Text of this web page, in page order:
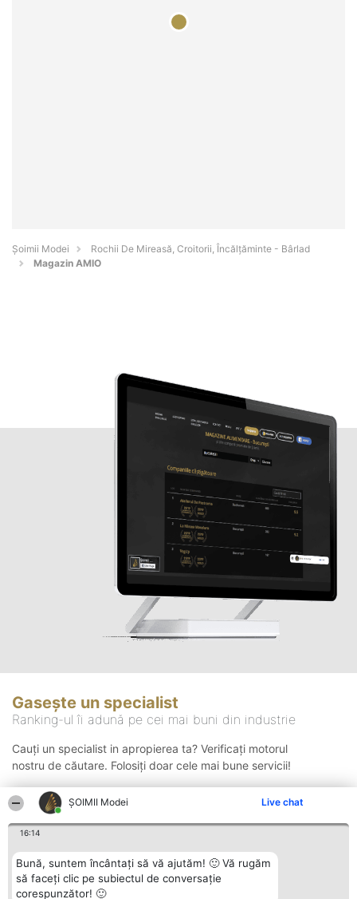
ȘOIMII Modei Live chat
16:14
Bună, suntem încântați să vă ajutăm! 🙂 Vă rugăm
să faceți clic pe subiectul de conversație
corespunzător! 🙂
Șoimii Modei
Rochii De Mireasă, Croitorii, Încălțăminte - Bârlad
Magazin AMIO
Gasește un specialist
Ranking-ul îi adună pe cei mai buni din industrie
Cauți un specialist in apropierea ta? Verificați motorul
nostru de căutare. Folosiți doar cele mai bune servicii!